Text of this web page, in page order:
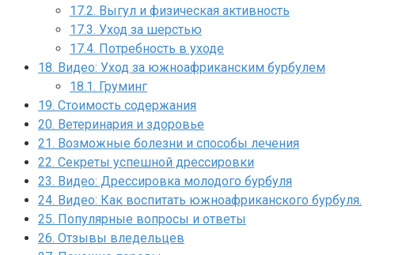
17.2. Выгул и физическая активность
17.3. Уход за шерстью
17.4. Потребность в уходе
18. Видео: Уход за южноафриканским бурбулем
18.1. Груминг
19. Стоимость содержания
20. Ветеринария и здоровье
21. Возможные болезни и способы лечения
22. Секреты успешной дрессировки
23. Видео: Дрессировка молодого бурбуля
24. Видео: Как воспитать южноафриканского бурбуля.
25. Популярные вопросы и ответы
26. Отзывы вледельцев